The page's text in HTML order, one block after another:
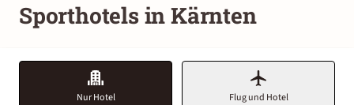
Sporthotels in Kärnten
Nur Hotel Flug und Hotel